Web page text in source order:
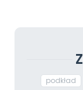
podkład